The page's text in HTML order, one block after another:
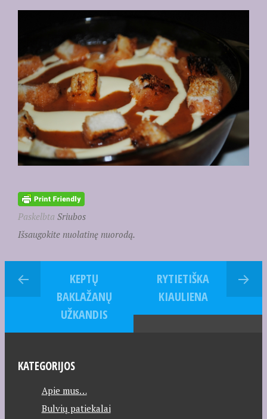
Paskelbta Sriubos
Išsaugokite nuolatinę nuorodą.
KEPTŲ
BAKLAŽANŲ
UŽKANDIS
RYTIETIŠKA
KIAULIENA
KATEGORIJOS
Apie mus…
Bulvių patiekalai